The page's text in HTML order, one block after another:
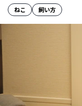
ねこ 飼い方